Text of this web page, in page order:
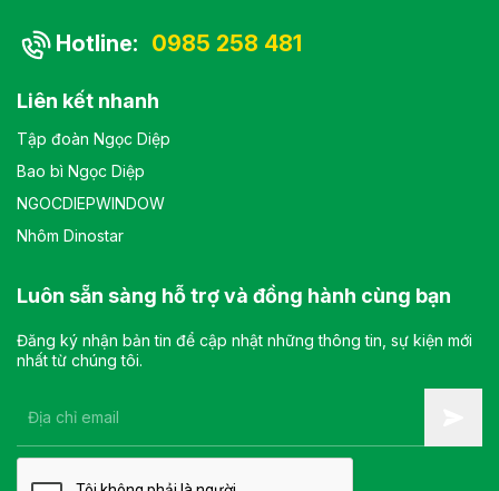
Hotline: 0985 258 481
Liên kết nhanh
Tập đoàn Ngọc Diệp
Bao bì Ngọc Diệp
NGOCDIEPWINDOW
Nhôm Dinostar
Luôn sẵn sàng hỗ trợ và đồng hành cùng bạn
Đăng ký nhận bản tin để cập nhật những thông tin, sự kiện mới
nhất từ chúng tôi.